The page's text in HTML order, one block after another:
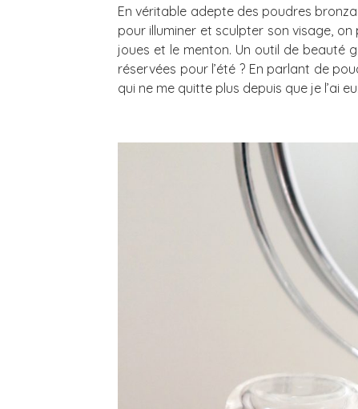
En véritable adepte des poudres
pour illuminer et sculpter son visage,
joues et le menton. Un outil de beauté
réservées pour l’été ? En parlant de
qui ne me quitte plus depuis que je l’ai eu.